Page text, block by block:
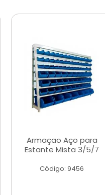
Armaçao Aço para
Estante Mista 3/5/7
Código: 9456